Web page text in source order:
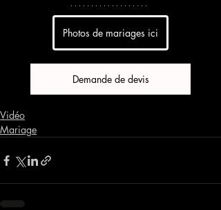
Photos de mariages ici
Demande de devis
Vidéo
Mariage